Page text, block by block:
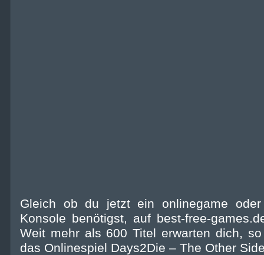
Gleich ob du jetzt ein onlinegame
Konsole benötigst, auf best-free-
Weit mehr als 600 Titel erwarten dich,
das Onlinespiel Days2Die – The Other